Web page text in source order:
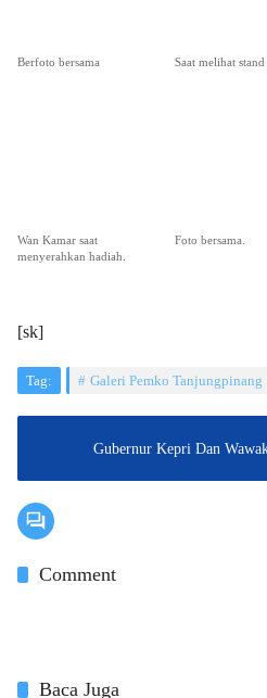
Berfoto bersama Saat melihat stand
Wan Kamar saat
menyerahkan hadiah.
Foto bersama.
[sk]
Tag: Galeri Pemko Tanjungpinang
Gubernur Kepri Dan
Comment
Baca Juga